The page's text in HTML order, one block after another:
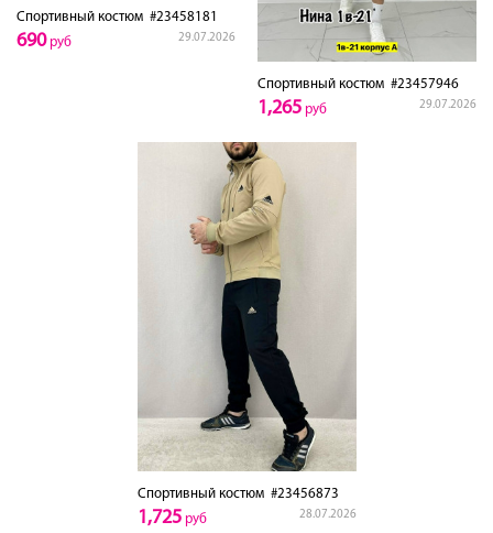
Спортивный костюм #23458181
29.07.2026
690руб
Спортивный костюм #23457946
29.07.2026
1,265 руб
Спортивный костюм#23456873
28.07.2026
1,725руб